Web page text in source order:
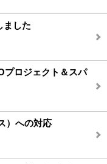
ました
プロジェクト＆スパ
）への対応